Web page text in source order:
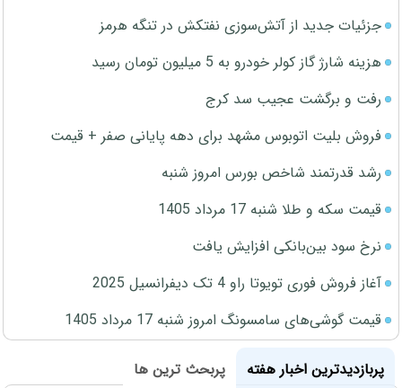
جزئیات جدید از آتش‌سوزی نفتکش در تنگه هرمز
هزینه شارژ گاز کولر خودرو به 5 میلیون تومان رسید
رفت و برگشت عجیب سد کرج
فروش بلیت اتوبوس مشهد برای دهه پایانی صفر + قیمت
رشد قدرتمند شاخص بورس امروز شنبه
قیمت سکه و طلا شنبه 17 مرداد 1405
نرخ سود بین‌بانکی افزایش یافت
آغاز فروش فوری تویوتا راو 4 تک دیفرانسیل 2025
قیمت گوشی‌های سامسونگ امروز شنبه 17 مرداد 1405
پربازدیدترین اخبار هفته
پربحث ترین ها